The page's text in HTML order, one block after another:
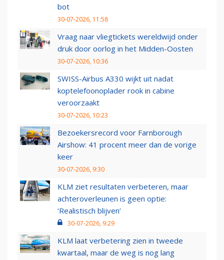
bot
30-07-2026, 11:58
Vraag naar vliegtickets wereldwijd onder
druk door oorlog in het Midden-Oosten
30-07-2026, 10:36
SWISS-Airbus A330 wijkt uit nadat
koptelefoonoplader rook in cabine
veroorzaakt
30-07-2026, 10:23
Bezoekersrecord voor Farnborough
Airshow: 41 procent meer dan de vorige
keer
30-07-2026, 9:30
KLM ziet resultaten verbeteren, maar
achteroverleunen is geen optie:
‘Realistisch blijven’
30-07-2026, 9:29
KLM laat verbetering zien in tweede
kwartaal, maar de weg is nog lang